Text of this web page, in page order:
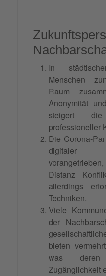
In
Menschen
Raum
Anonymität
steigert
professioneller
Die Corona-
digitaler
Distanz
allerdings
Techniken.
Viele
der
bieten
was deren
Zugänglichkeit